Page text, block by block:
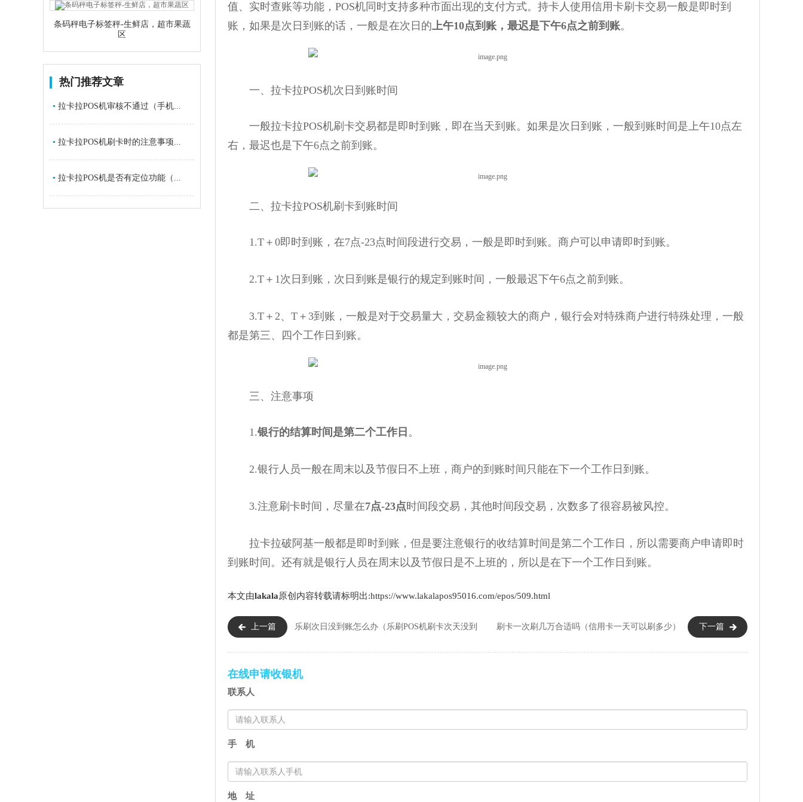
条码秤电子标签秤-生鲜店，超市果蔬
区
热门推荐文章
▪ 拉卡拉POS机审核不通过（手机...
▪ 拉卡拉POS机刷卡时的注意事项...
▪ 拉卡拉POS机是否有定位功能（...
值、实时查账等功能，POS机同时支持多种市面出现的支付方式。持卡人使用信用卡刷卡交易一般是即时到
账，如果是次日到账的话，一般是在次日的上午10点到账，最迟是下午6点之前到账。
一、拉卡拉POS机次日到账时间
一般拉卡拉POS机刷卡交易都是即时到账，即在当天到账。如果是次日到账，一般到账时间是上午10点左
右，最迟也是下午6点之前到账。
二、拉卡拉POS机刷卡到账时间
1.T＋0即时到账，在7点-23点时间段进行交易，一般是即时到账。商户可以申请即时到账。
2.T＋1次日到账，次日到账是银行的规定到账时间，一般最迟下午6点之前到账。
3.T＋2、T＋3到账，一般是对于交易量大，交易金额较大的商户，银行会对特殊商户进行特殊处理，一般
都是第三、四个工作日到账。
三、注意事项
1.银行的结算时间是第二个工作日 。
2.银行人员一般在周末以及节假日不上班，商户的到账时间只能在下一个工作日到账。
3.注意刷卡时间，尽量在7点-23点时间段交易，其他时间段交易，次数多了很容易被风控。
拉卡拉破阿基一般都是即时到账，但是要注意银行的收结算时间是第二个工作日，所以需要商户申请即时
到账时间。还有就是银行人员在周末以及节假日是不上班的，所以是在下一个工作日到账。
本文由lakala原创内容转载请标明出:https://www.lakalapos95016.com/epos/509.html
上一篇 乐刷次日没到账怎么办（乐刷POS机刷卡次天没到 下一篇
刷卡一次刷几万合适吗（信用卡一天可以刷多少）
在线申请收银机
联系人
手 机
地 址